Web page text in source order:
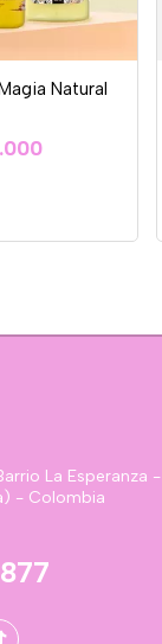
Natural
La Esperanza -
- Colombia